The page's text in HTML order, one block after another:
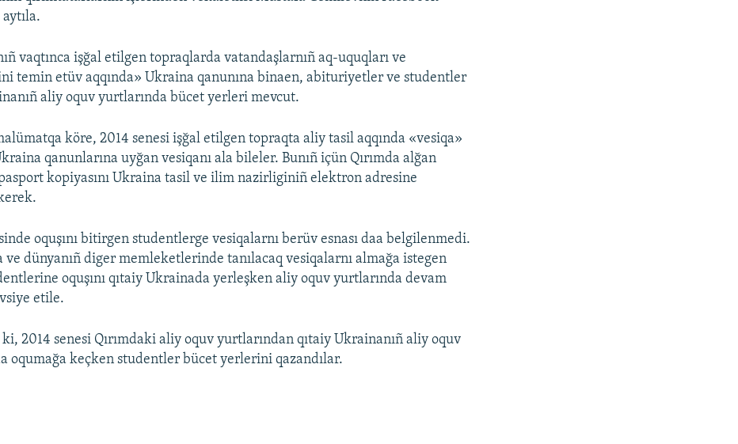
vaqtınca işğal etilgen topraqlarda vatandaşlarnıñ aq-uquqları ve
temin etüv aqqında» Ukraina qanunına binaen, abituriyetler ve studentler
aliy oquv yurtlarında bücet yerleri mevcut.
köre, 2014 senesi işğal etilgen topraqta aliy tasil aqqında «vesiqa»
qanunlarına uyğan vesiqanı ala bileler. Bunıñ içün Qırımda alğan
kopiyasını Ukraina tasil ve ilim nazirliginiñ elektron adresine
oquşını bitirgen studentlerge vesiqalarnı berüv esnası daa belgilenmedi.
ve dünyanıñ diger memleketlerinde tanılacaq vesiqalarnı almağa istegen
oquşını qıtaiy Ukrainada yerleşken aliy oquv yurtlarında devam
etile.
2014 senesi Qırımdaki aliy oquv yurtlarından qıtaiy Ukrainanıñ aliy oquv
oqumağa keçken studentler bücet yerlerini qazandılar.